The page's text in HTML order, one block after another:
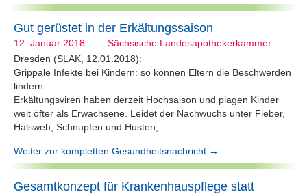
Gut gerüstet in der Erkältungssaison
12. Januar 2018 -
Sächsische Landesapothekerkammer
Dresden (SLAK, 12.01.2018):
Grippale Infekte bei Kindern: so können Eltern die Beschwerden
lindern
Erkältungsviren haben derzeit Hochsaison und plagen Kinder
weit öfter als Erwachsene. Leidet der Nachwuchs unter Fieber,
Halsweh, Schnupfen und Husten, …
Weiter zur kompletten Gesundheitsnachricht →
Gesamtkonzept für Krankenhauspflege statt